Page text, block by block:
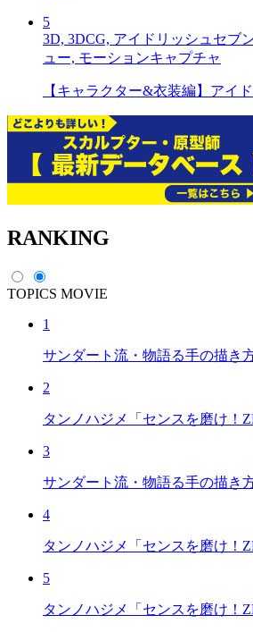
5
3D, 3DCG, アイドリッシュセブ
ュー, モーションキャプチャ
【キャラクター&衣装編】アイ
RANKING
TOPICS MOVIE
1
サンダート流・物語る手の描き
2
タンノハジメ「センスを磨け！
3
サンダート流・物語る手の描き
4
タンノハジメ「センスを磨け！
5
タンノハジメ「センスを磨け！